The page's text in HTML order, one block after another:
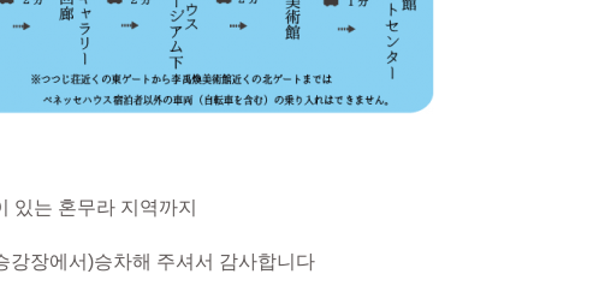
있는 혼무라 지역까지
강장에서)승차해 주셔서 감사합니다